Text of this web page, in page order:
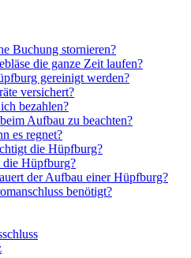
Buchung stornieren?
die ganze Zeit laufen?
gereinigt werden?
versichert?
bezahlen?
Aufbau zu beachten?
es regnet?
die Hüpfburg?
die Hüpfburg?
der Aufbau einer Hüpfburg?
benötigt?